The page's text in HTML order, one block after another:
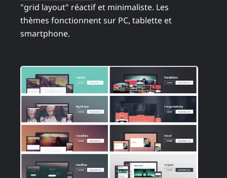
"grid layout" réactif et minimaliste. Les
thèmes fonctionnent sur PC, tablette et
smartphone.